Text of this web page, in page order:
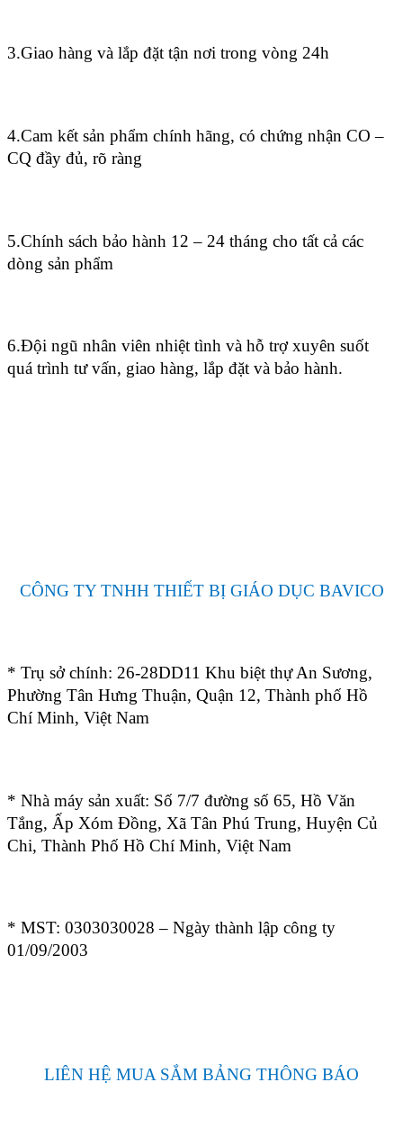
3.Giao hàng và lắp đặt tận nơi trong vòng 24h
4.Cam kết sản phẩm chính hãng, có chứng nhận CO –
CQ đầy đủ, rõ ràng
5.Chính sách bảo hành 12 – 24 tháng cho tất cả các
dòng sản phẩm
6.Đội ngũ nhân viên nhiệt tình và hỗ trợ xuyên suốt
quá trình tư vấn, giao hàng, lắp đặt và bảo hành.
CÔNG TY TNHH THIẾT BỊ GIÁO DỤC BAVICO
* Trụ sở chính: 26-28DD11 Khu biệt thự An Sương,
Phường Tân Hưng Thuận, Quận 12, Thành phố Hồ
Chí Minh, Việt Nam
* Nhà máy sản xuất: Số 7/7 đường số 65, Hồ Văn
Tắng, Ấp Xóm Đồng, Xã Tân Phú Trung, Huyện Củ
Chi, Thành Phố Hồ Chí Minh, Việt Nam
* MST: 0303030028 – Ngày thành lập công ty
01/09/2003
LIÊN HỆ MUA SẮM BẢNG THÔNG BÁO